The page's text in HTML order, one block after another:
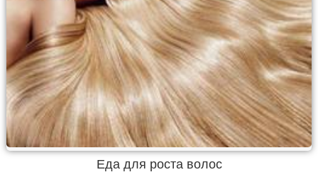
Еда для роста волос